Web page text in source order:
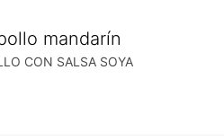
mandarín
CON SALSA SOYA